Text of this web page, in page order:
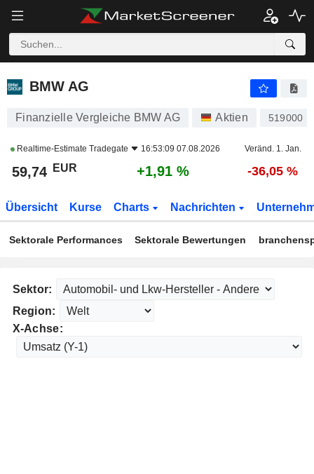
BMW AG
BMW AG
Finanzielle Vergleiche BMW AG Aktien 519000
Realtime-Estimate Tradegate 16:53:09 07.08.2026 Veränd. 1. Jan.
59,74 EUR +1,91 % -36,05 %
Übersicht Kurse Charts Nachrichten
Sektorale Performances Sektorale Bewertungen
Sektor:
Region:
X-Achse: